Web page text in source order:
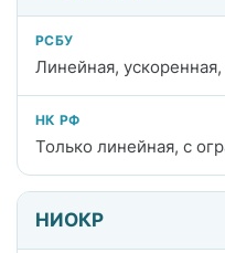
РСБУ
НК РФ
Линейная,
Только линейная, с
НИОКР